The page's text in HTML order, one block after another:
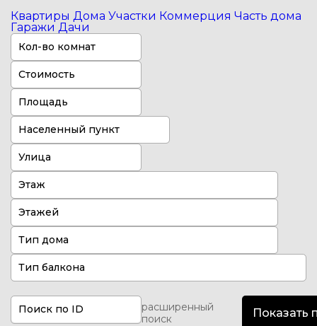
Квартиры Дома Участки Коммерция Часть дома
Гаражи Дачи
Кол-во комнат
Стоимость
Населенный пункт
Улица
Этаж
Этажей
Тип дома
Тип балкона
Поиск по ID
расширенный
поиск